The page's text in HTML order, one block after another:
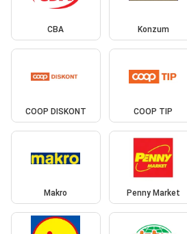
CBA Konzum
COOP DISKONT COOP TIP
Makro Penny Market